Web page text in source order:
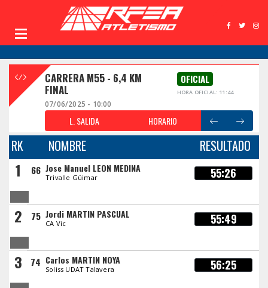
CARRERA M55 - 6,4 KM
FINAL
OFICIAL
HORA OFICIAL: 11:44
07/06/2025 - 10:00
L. SALIDA HORARIO
RK NOMBRE RESULTADO
1 66 Jose Manuel LEON MEDINA
Trivalle Güimar 55:26
2 75 Jordi MARTIN PASCUAL
CA Vic 55:49
3 74 Carlos MARTIN NOYA
Soliss UDAT Talavera 56:25